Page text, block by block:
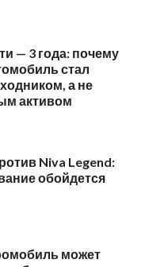
— 3 года: почему
стал
а не
активом
Niva Legend:
обойдется
может